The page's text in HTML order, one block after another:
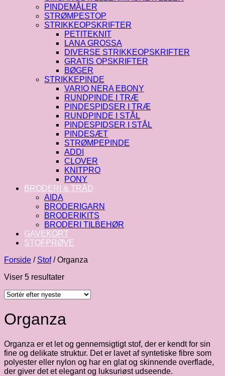
PINDEMÅLER
STRØMPESTOP
STRIKKEOPSKRIFTER
PETITEKNIT
LANA GROSSA
DIVERSE STRIKKEOPSKRIFTER
GRATIS OPSKRIFTER
BØGER
STRIKKEPINDE
VARIO NERA EBONY
RUNDPINDE I TRÆ
PINDESPIDSER I TRÆ
RUNDPINDE I STÅL
PINDESPIDSER I STÅL
PINDESÆT
STRØMPEPINDE
ADDI
CLOVER
KNITPRO
PONY
BRODERI & TRÅD
AIDA
BRODERIGARN
BRODERIKITS
BRODERI TILBEHØR
GAVEKORT
STOFPRØVE
Forside / Stof /Organza
Viser 5 resultaterSorteret
seneste
Organza
Organza er et let og gennemsigtigt stof, der er kendt for sin
fine og delikate struktur. Det er lavet af syntetiske fibre som
polyester eller nylon og har en glat og skinnende overflade,
der giver det et elegant og luksuriøst udseende.